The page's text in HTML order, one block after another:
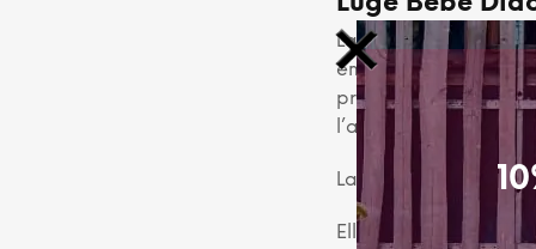
La luge bébé
engagements
produit
l’assemblage, le tout,
La Luge Didoo
Elle est dotée de